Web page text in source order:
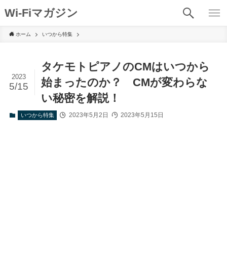
Wi-Fiマガジン
ホーム いつから特集
タケモトピアノのCMはいつから
始まったのか？ CMが変わらな
い秘密を解説！
2023
5/15
いつから特集 2023年5月2日 2023年5月15日